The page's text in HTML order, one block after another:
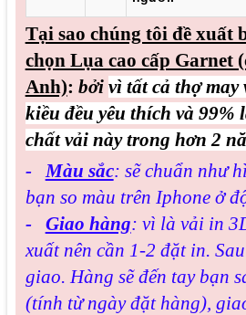
Tại sao chúng tôi đề xuất
chọn Lụa cao cấp Garnet
Anh): bởi vì tất cả thợ may
kiều đều yêu thích và 99%
chất vải này trong hơn 2
-Màu sắc: sẽ chuẩn như
bạn so màu trên Iphone ở
- Giao hàng: vì là vải in
xuất nên cần 1-2 đặt in.
giao. Hàng sẽ đến tay bạn
(tính từ ngày đặt hàng),